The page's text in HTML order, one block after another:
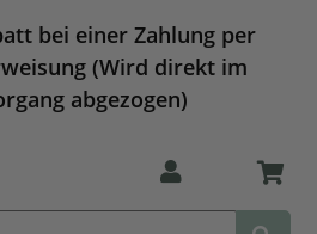
bei einer Zahlung per
(Wird direkt im
abgezogen)